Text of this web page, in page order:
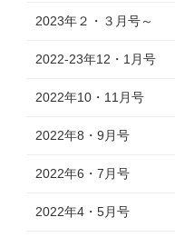
2023年２・３月号～
2022-23年12・1月号
2022年10・11月号
2022年8・9月号
2022年6・7月号
2022年4・5月号